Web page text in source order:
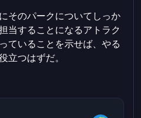
そのパークについてしっか
当することになるアトラク
ていることを示せば、やる
立つはずだ。